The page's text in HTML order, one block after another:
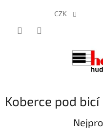
CZK
Koberce pod bicí